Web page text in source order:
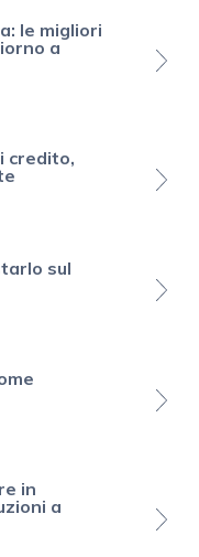
le migliori
a
credito,
sul
in
a